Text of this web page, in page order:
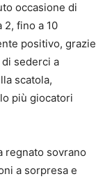
occasione di
fino a 10
positivo, grazie
sederci a
scatola,
più giocatori
regnato sovrano
a sorpresa e